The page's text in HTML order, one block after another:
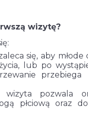
wizytę?
się, aby
lub po
przebiega
pozwala
płciową oraz